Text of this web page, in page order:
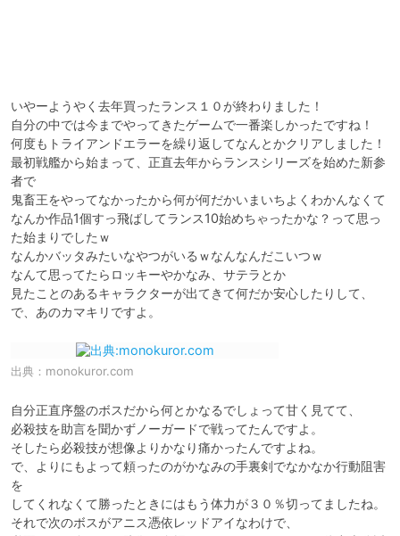
いやーようやく去年買ったランス１０が終わりました！
自分の中では今までやってきたゲームで一番楽しかったですね！
何度もトライアンドエラーを繰り返してなんとかクリアしました！
最初戦艦から始まって、正直去年からランスシリーズを始めた新参
者で
鬼畜王をやってなかったから何が何だかいまいちよくわかんなくて
なんか作品1個すっ飛ばしてランス10始めちゃったかな？って思っ
た始まりでしたｗ
なんかバッタみたいなやつがいるｗなんなんだこいつｗ
なんて思ってたらロッキーやかなみ、サテラとか
見たことのあるキャラクターが出てきて何だか安心したりして、
出典： monokuror.com
自分正直序盤のボスだから何とかなるでしょって甘く見てて、
必殺技を助言を聞かずノーガードで戦ってたんですよ。
そしたら必殺技が想像よりかなり痛かったんですよね。
で、よりにもよって頼ったのがかなみの手裏剣でなかなか行動阻害
を
してくれなくて勝ったときにはもう体力が３０％切ってましたね。
それで次のボスがアニス憑依レッドアイなわけで、